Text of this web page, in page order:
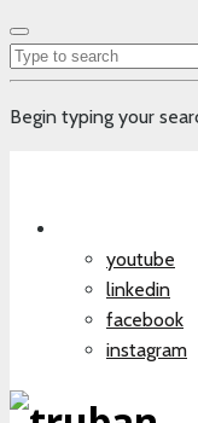
Begin typing your
youtube
linkedin
facebook
instagram